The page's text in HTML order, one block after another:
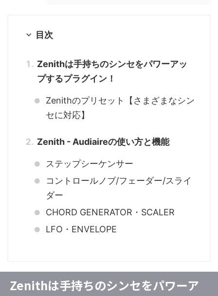
目次
Zenithは手持ちのシンセをパワーアッ
プするプラグイン！
Zenithのプリセット【さまざまなシン
セに対応】
Zenith - Audiaireの使い方と機能
ステップシーケンサー
コントロールノブ/フェーダー/スライ
ダー
CHORD GENERATOR・SCALER
LFO・ENVELOPE
Zenithは手持ちのシンセをパワーア